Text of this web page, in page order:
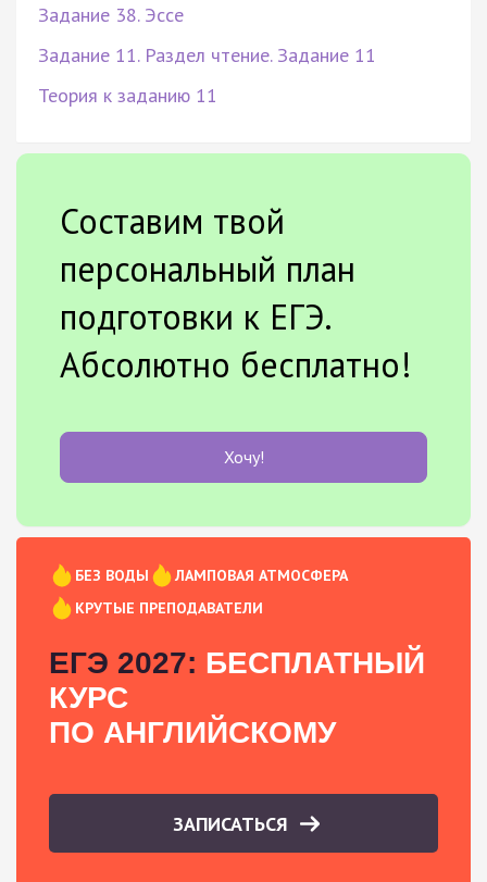
Задание 38. Эссе
Задание 11. Раздел чтение. Задание 11
Теория к заданию 11
Составим твой
персональный план
подготовки к ЕГЭ.
Абсолютно бесплатно!
Хочу!
БЕЗ ВОДЫ
ЛАМПОВАЯ АТМОСФЕРА
КРУТЫЕ ПРЕПОДАВАТЕЛИ
ЕГЭ 2027: БЕСПЛАТНЫЙ
КУРС
ПО АНГЛИЙСКОМУ
ЗАПИСАТЬСЯ